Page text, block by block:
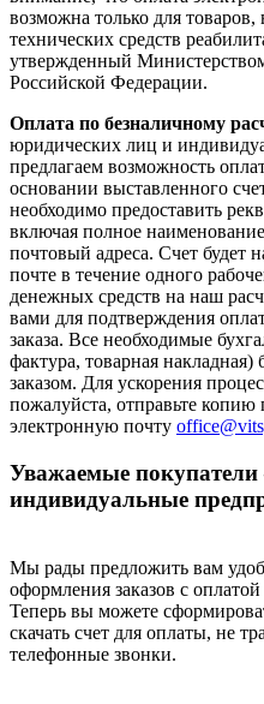
возможна только для
технических средств
утвержденный
Российской Федерации.
Оплата по безналичному
юридических лиц и
предлагаем возможность
основании выставленного
необходимо предоставить
включая полное
почтовый адреса. Счет будет
почте в течение одного
денежных средств на наш
вами для подтверждения
заказа. Все необходимые
фактура, товарная накладная)
заказом. Для ускорения
пожалуйста, отправьте
электронную почту
Уважаемые
индивидуальные
Мы рады предложить вам
оформления заказов с
Теперь вы можете
скачать счет для оплаты, не
телефонные звонки.